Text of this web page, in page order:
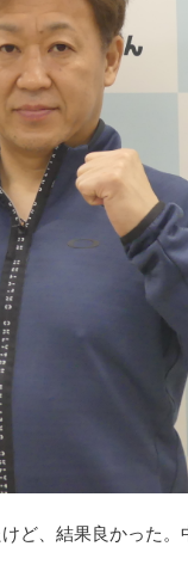
ど、結果良かった